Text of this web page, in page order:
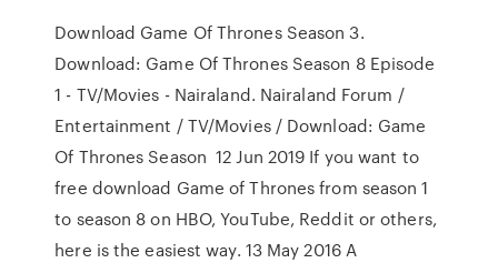
Download Game Of Thrones Season 3.
Download: Game Of Thrones Season 8 Episode
1 - TV/Movies - Nairaland. Nairaland Forum /
Entertainment / TV/Movies / Download: Game
Of Thrones Season 12 Jun 2019 If you want to
free download Game of Thrones from season 1
to season 8 on HBO, YouTube, Reddit or others,
here is the easiest way. 13 May 2016 A